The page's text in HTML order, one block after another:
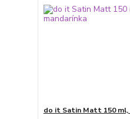
do it Satin Matt 150 ml,